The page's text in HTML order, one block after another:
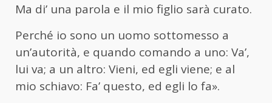
Ma di’ una parola e il mio figlio sarà curato.
Perché io sono un uomo sottomesso a
un’autorità, e quando comando a uno: Va’,
lui va; a un altro: Vieni, ed egli viene; e al
mio schiavo: Fa’ questo, ed egli lo fa».